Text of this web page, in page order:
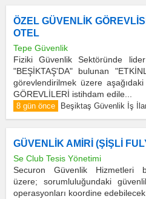
ÖZEL GÜVENLİK
OTEL
Tepe Güvenlik
Fiziki Güvenlik Sektöründe
"BEŞİKTAŞ'DA" bulunan
görevlendirilmek üzere
GÖREVLİLERİ istihdam edile...
8 gün önce Beşiktaş Güvenlik İş
GÜVENLİK AMİRİ (ŞİŞLİ
Se Club Tesis Yönetimi
Securon Güvenlik Hizmetleri
üzere; sorumluluğundaki
operasyonları koordine